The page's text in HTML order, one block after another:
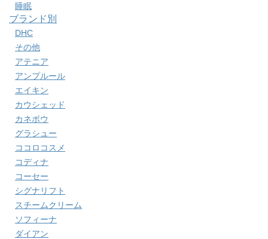
睡眠
ブランド別
DHC
その他
アテニア
アンプルール
エイキン
カウシェッド
カネボウ
グラシュー
ココロコスメ
コディナ
コーセー
シグナリフト
スチームクリーム
ソフィーナ
ダイアン